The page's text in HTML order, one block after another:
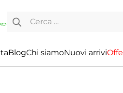
Ricerca per:
BlogChi siamoNuovi arriviOffe